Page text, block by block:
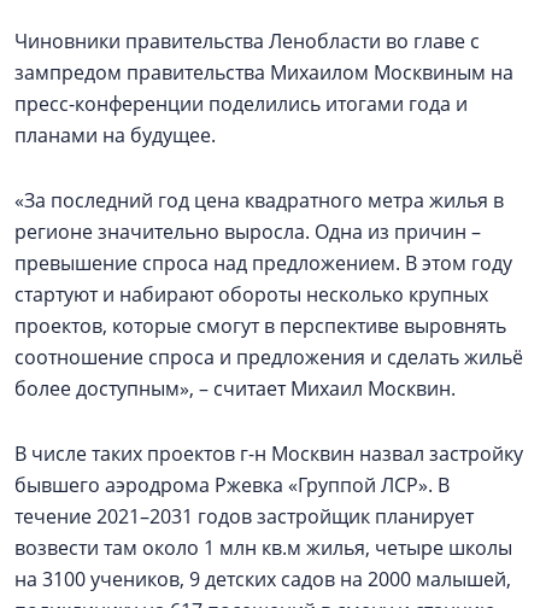
Чиновники правительства Ленобласти во главе с
зампредом правительства Михаилом Москвиным на
пресс-конференции поделились итогами года и
планами на будущее.
«За последний год цена квадратного метра жилья в
регионе значительно выросла. Одна из причин –
превышение спроса над предложением. В этом году
стартуют и набирают обороты несколько крупных
проектов, которые смогут в перспективе выровнять
соотношение спроса и предложения и сделать жильё
более доступным», – считает Михаил Москвин.
В числе таких проектов г-н Москвин назвал застройку
бывшего аэродрома Ржевка «Группой ЛСР». В
течение 2021–2031 годов застройщик планирует
возвести там около 1 млн кв.м жилья, четыре школы
на 3100 учеников, 9 детских садов на 2000 малышей,